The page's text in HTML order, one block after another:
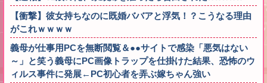
【衝撃】彼女持ちなのに既婚ババアと浮気！？こうなる理由
がこれｗｗｗｗ
義母が仕事用PCを無断閲覧＆●●サイトで感染「悪気はない
～」と笑う義母にPC画像トラップを仕掛けた結果、恐怖のウ
ィルス事件に発展←PC初心者を弄ぶ嫁ちゃん強い